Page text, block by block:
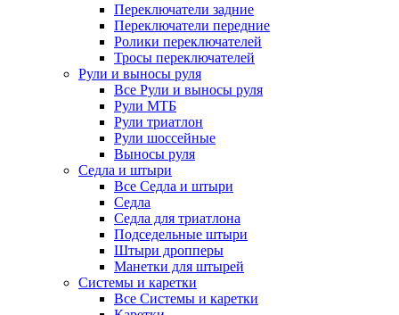
Переключатели задние
Переключатели передние
Ролики переключателей
Тросы переключателей
Рули и выносы руля
Все Рули и выносы руля
Рули МТБ
Рули триатлон
Рули шоссейные
Выносы руля
Седла и штыри
Все Седла и штыри
Седла
Седла для триатлона
Подседельные штыри
Штыри дропперы
Манетки для штырей
Системы и каретки
Все Системы и каретки